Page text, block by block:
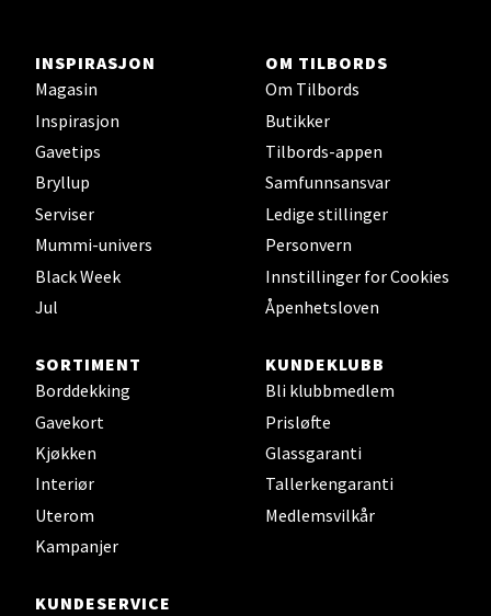
INSPIRASJON
Magasin
Inspirasjon
Gavetips
Bryllup
Serviser
Mummi-univers
Black Week
Jul
OM TILBORDS
Om Tilbords
Butikker
Tilbords-appen
Samfunnsansvar
Ledige stillinger
Personvern
Innstillinger for Cookies
Åpenhetsloven
SORTIMENT
Borddekking
Gavekort
Kjøkken
Interiør
Uterom
Kampanjer
KUNDEKLUBB
Bli klubbmedlem
Prisløfte
Glassgaranti
Tallerkengaranti
Medlemsvilkår
KUNDESERVICE
Sortland - Sortland Storsenter
Strangata 26, 8400 Sortland
Åpent i dag 10-19
0 i butikk
Steinkjer - Thon Senter Steinkjer
Åpent i dag 10-20